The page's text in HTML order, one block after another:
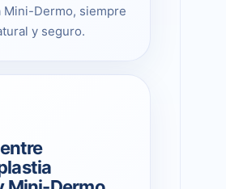
Mini-Dermo, siempre
y seguro.